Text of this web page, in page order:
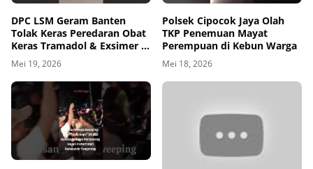
DPC LSM Geram Banten
Tolak Keras Peredaran Obat
Keras Tramadol & Exsimer di
Tangerang
Mei 19, 2026
Polsek Cipocok Jaya Olah
TKP Penemuan Mayat
Perempuan di Kebun Warga
Mei 18, 2026